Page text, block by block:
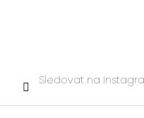
Sledovat na